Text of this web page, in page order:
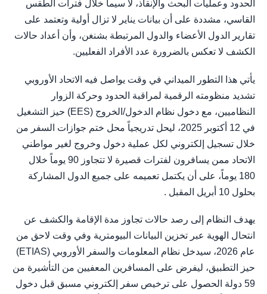
الحدود وعمليات البحث والإنقاذ، لا سيما خلال فترات الطقس
القاسي، مشددة على أن بيانات يناير لا تزال أولية وتعتمد على
تقارير الدول الأعضاء والدول المرتبطة بشنغن، وأن أعداد حالات
الكشف لا تعكس بالضرورة عدد الأفراد الفعليين.
يأتي هذا التطور الميداني في وقت يواصل فيه الاتحاد الأوروبي
تشديد منظومته الرقمية لمراقبة الحدود وحركة الزوار
النظاميين، مع دخول نظام الدخول/الخروج (EES) حيز التشغيل
في 12 أكتوبر 2025، ليحل تدريجياً محل ختم جوازات السفر من
خلال تسجيل إلكتروني لكل عملية دخول وخروج لغير مواطني
الاتحاد ممن يسافرون لفترات قصيرة لا تتجاوز 90 يوماً خلال
180 يوماً، على أن يكتمل تعميمه على جميع الدول المشاركة
بحلول 10 أبريل المقبل .
يهدف النظام إلى رصد حالات تجاوز مدة الإقامة والكشف عن
انتحال الهوية عبر تخزين البيانات البيومترية وفي وقت لاحق من
عام 2026، سيدخل نظام المعلومات والسفر الأوروبي (ETIAS)
حيز التطبيق، ليفرض على المسافرين المعفيين من التأشيرة من
59 دولة الحصول على ترخيص سفر إلكتروني مسبق قبل دخول